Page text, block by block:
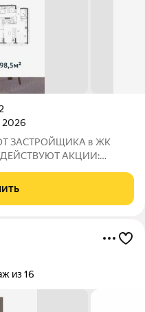
2026
ЗАСТРОЙЩИКА в ЖК
информацию
Звоните! ЖК Чемпион
из 16